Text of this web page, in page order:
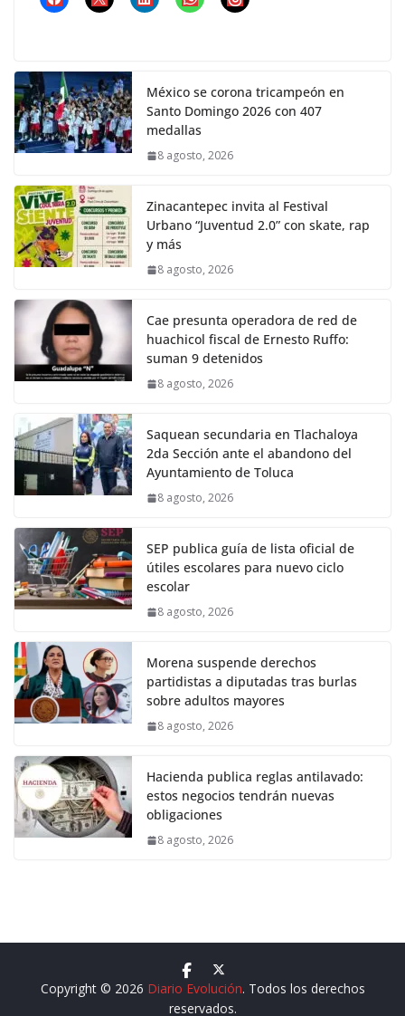
México se corona tricampeón en
Santo Domingo 2026 con 407
medallas
8 agosto, 2026
Zinacantepec invita al Festival
Urbano “Juventud 2.0” con skate, rap
y más
8 agosto, 2026
Cae presunta operadora de red de
huachicol fiscal de Ernesto Ruffo:
suman 9 detenidos
8 agosto, 2026
Saquean secundaria en Tlachaloya
2da Sección ante el abandono del
Ayuntamiento de Toluca
8 agosto, 2026
SEP publica guía de lista oficial de
útiles escolares para nuevo ciclo
escolar
8 agosto, 2026
Morena suspende derechos
partidistas a diputadas tras burlas
sobre adultos mayores
8 agosto, 2026
Hacienda publica reglas antilavado:
estos negocios tendrán nuevas
obligaciones
8 agosto, 2026
Copyright © 2026 Diario Evolución. Todos los derechos
reservados.